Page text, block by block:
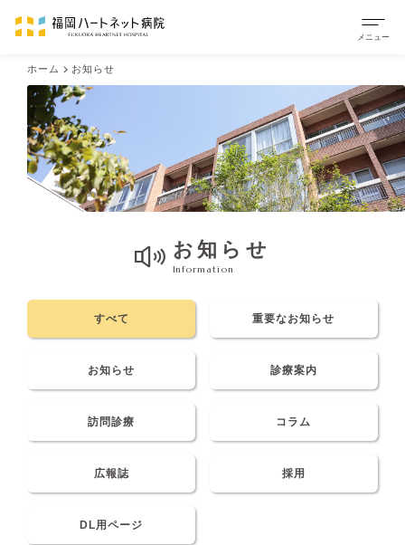
ホーム お知らせ
お知らせ
Information
すべて 重要なお知らせ
お知らせ 診療案内
訪問診療 コラム
広報誌 採用
DL用ページ